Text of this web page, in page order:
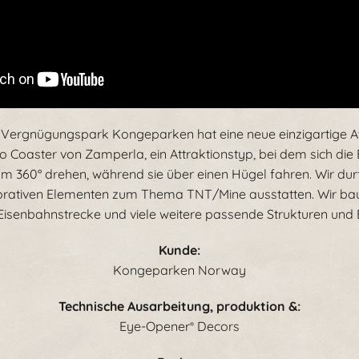
Kongeparken hat eine neue einzigartige
Coaster von Zamperla, ein Attraktionstyp, bei dem sich die
360° drehen, während sie über einen Hügel fahren. Wir
Elementen zum Thema TNT/Mine ausstatten. Wir
und viele weitere passende Strukturen und
Kunde:
Kongeparken Norway
Technische Ausarbeitung, produktion &:
Eye-Opener® Decors